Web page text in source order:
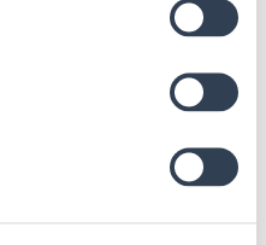
tornillos/tuercas 1 Kit 4